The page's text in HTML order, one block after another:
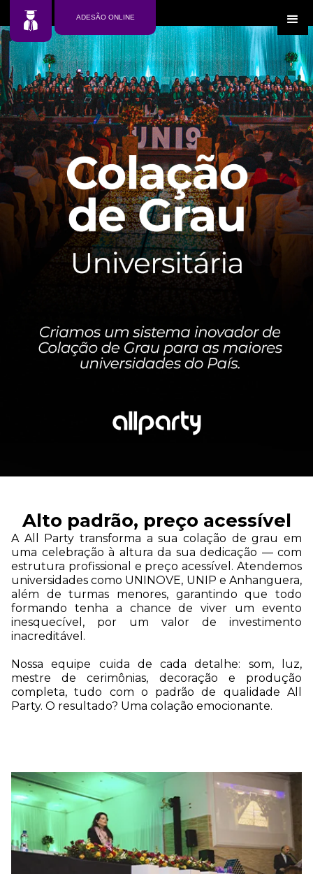
ADESÃO ONLINE
Alto padrão, preço acessível
A All Party transforma a sua colação de grau em
uma celebração à altura da sua dedicação — com
estrutura profissional e preço acessível. Atendemos
universidades como UNINOVE, UNIP e Anhanguera,
além de turmas menores, garantindo que todo
formando tenha a chance de viver um evento
inesquecível, por um valor de investimento
inacreditável.
Nossa equipe cuida de cada detalhe: som, luz,
mestre de cerimônias, decoração e produção
completa, tudo com o padrão de qualidade All
Party. O resultado? Uma colação emocionante.